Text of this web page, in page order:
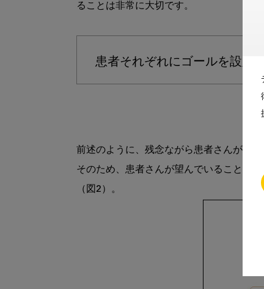
ることは非常に大切です。
患者それぞれにゴールを設定
前述のように、残念ながら患者さんがも
そのため、患者さんが望んでいることを